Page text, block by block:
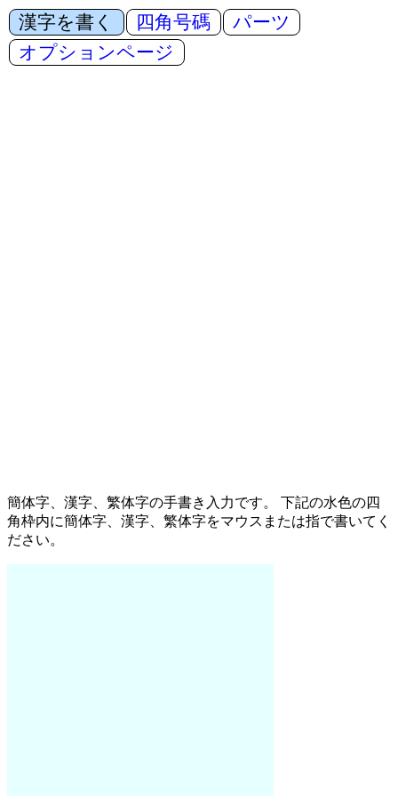
漢字を書く 四角号碼
パーツ
オプションページ
簡体字、漢字、繁体字の手書き入力です。 下記の水色の四
角枠内に簡体字、漢字、繁体字をマウスまたは指で書いてく
ださい。